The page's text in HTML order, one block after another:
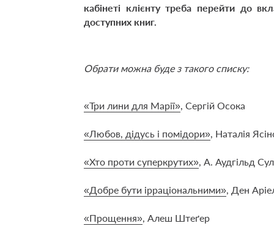
кабінеті клієнту треба перейти до
доступних книг.
Обрати можна буде з такого списку:
«Три лини для Марії» , Сергій Осока
«Любов, дідусь і помідори» , Наталія
«Хто проти суперкрутих» , А. Аудгільд
«Добре бути ірраціональними» , Ден
«Прощення» , Алеш Штеґер